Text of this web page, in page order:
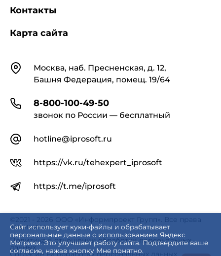
Сайт использует куки-файлы и обрабатывает
персональные данные с использованием Яндекс
Метрики. Это улучшает работу сайта. Подтвердите ваше
согласие, нажав кнопку Мне понятно.
КонтактыМосква, наб. Пресненская, д. 12,
Башня Федерация, помещ. 19/64
8-800-100-49-50
звонок по России — бесплатный
hotline@iprosoft.ru
https://vk.ru/tehexpert_iprosoft
https://t.me/iprosoft
Контакты
Карта сайта
©2021 - 2026 ООО «Информпроект Групп». Все права
защищены.
Политика в отношении обработки персональных
данных
Согласие на обработку персональных данных